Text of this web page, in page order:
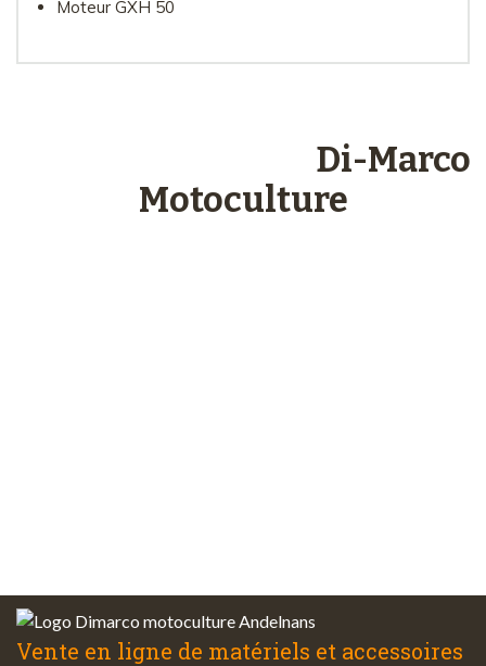
Moteur GXH 50
Di-Marco
Motoculture
Vente en ligne de matériels et accessoires